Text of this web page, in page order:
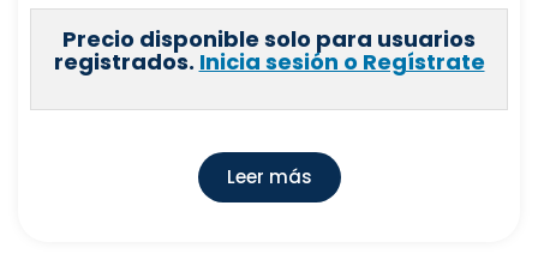
Precio disponible solo para usuarios
registrados. Inicia sesión o Regístrate
Leer más